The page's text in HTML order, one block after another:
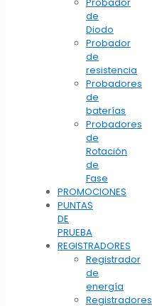
de
Diodo
Probador
de
resistencia
Probadores
de
baterías
Probadores
de
Rotación
de
Fase
PROMOCIONES
PUNTAS
DE
PRUEBA
REGISTRADORES
Registrador
de
energía
Registradores